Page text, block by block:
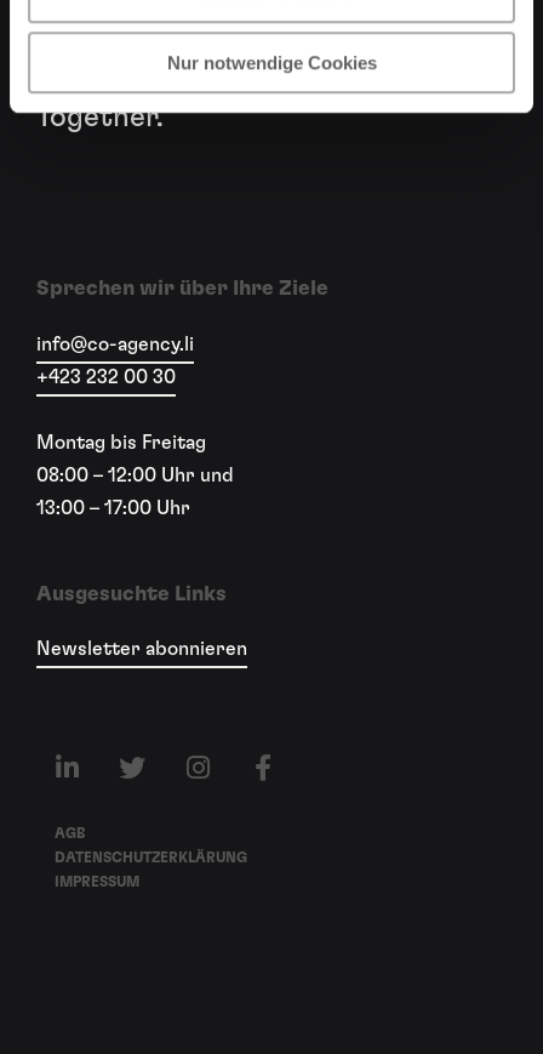
Nur notwendige Cookies
wirken und ein nahtloses
Werbeerlebnis schaffen. Better
Together.
Sprechen wir über Ihre Ziele
info@co-agency.li
+423 232 00 30
Montag bis Freitag
08:00 – 12:00 Uhr und
13:00 – 17:00 Uhr
Ausgesuchte Links
Newsletter abonnieren
AGB
DATENSCHUTZERKLÄRUNG
IMPRESSUM